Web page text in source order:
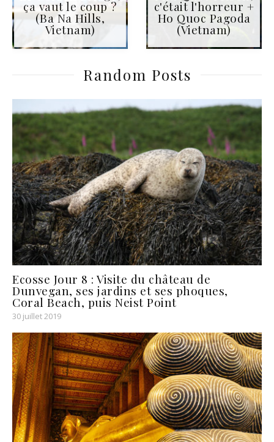
ça vaut le coup ?
(Ba Na Hills,
Vietnam)
c'était l'horreur +
Ho Quoc Pagoda
(Vietnam)
Random Posts
Ecosse Jour 8 : Visite du château de
Dunvegan, ses jardins et ses phoques,
Coral Beach, puis Neist Point
30 juillet 2019